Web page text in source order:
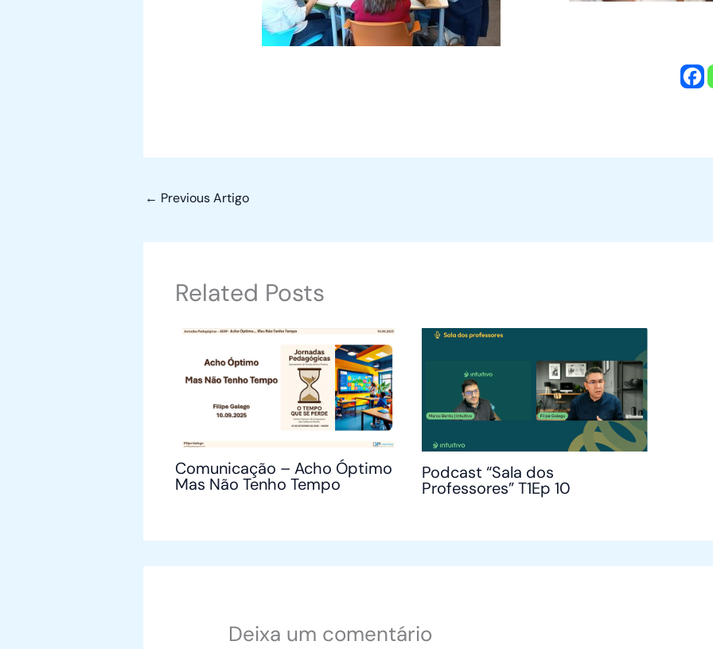
← Previous Artigo
Related Posts
Comunicação – Acho Óptimo
Mas Não Tenho Tempo
Podcast “Sala dos
Professores” T1Ep 10
Deixa um comentário